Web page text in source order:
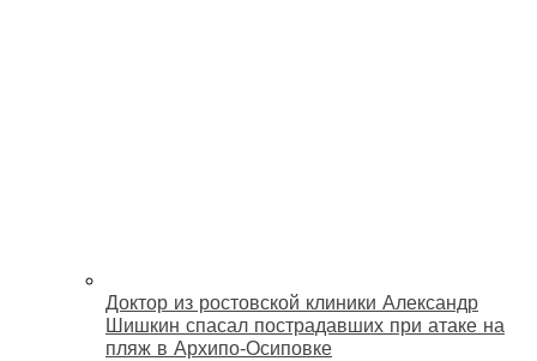
Доктор из ростовской клиники Александр
Шишкин спасал пострадавших при атаке на
пляж в Архипо‑Осиповке